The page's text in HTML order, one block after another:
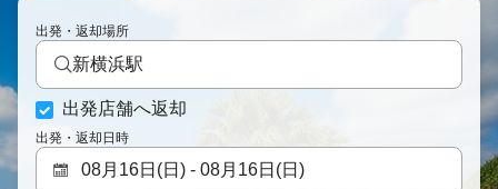
出発・返却場所
新横浜駅
出発店舗へ返却
出発・返却日時